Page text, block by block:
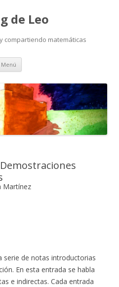
de Leo
compartiendo matemáticas
Menú Saltar
contenido
Martínez
serie de notas introductorias
En esta entrada se habla
e indirectas. Cada entrada